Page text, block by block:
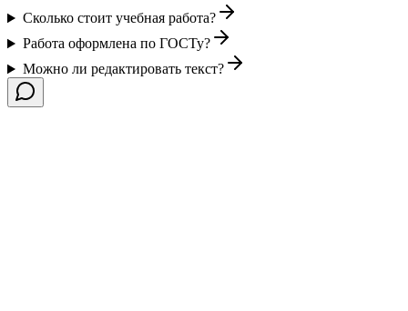
Сколько стоит учебная работа?
Работа оформлена по ГОСТу?
Можно ли редактировать текст?